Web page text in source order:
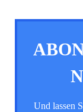
Und lassen